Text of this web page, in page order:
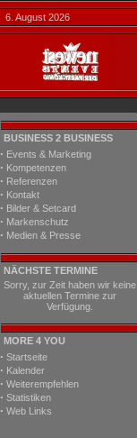
6. August 2026
BUSINESS 2 BUSINESS
· Events & Marketing
· Kompetenzen
· Referenzen
· Kontakt
· Bilder & Setcard
· Markenschutz
· Medien & Presse
NÄCHSTE TERMINE
Sorry, zur Zeit haben wir keine
aktuellen Termine zur
Verfügung.
MORE 4 YOU
· Startseite
· Kalender
· Weiterempfehlen
· Statistiken
· Web Links